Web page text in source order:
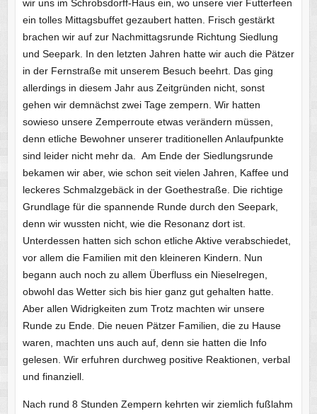
wir uns im Schrobsdorff-Haus ein, wo unsere vier Futterfeen
ein tolles Mittagsbuffet gezaubert hatten. Frisch gestärkt
brachen wir auf zur Nachmittagsrunde Richtung Siedlung
und Seepark. In den letzten Jahren hatte wir auch die Pätzer
in der Fernstraße mit unserem Besuch beehrt. Das ging
allerdings in diesem Jahr aus Zeitgründen nicht, sonst
gehen wir demnächst zwei Tage zempern. Wir hatten
sowieso unsere Zemperroute etwas verändern müssen,
denn etliche Bewohner unserer traditionellen Anlaufpunkte
sind leider nicht mehr da. Am Ende der Siedlungsrunde
bekamen wir aber, wie schon seit vielen Jahren, Kaffee und
leckeres Schmalzgebäck in der Goethestraße. Die richtige
Grundlage für die spannende Runde durch den Seepark,
denn wir wussten nicht, wie die Resonanz dort ist.
Unterdessen hatten sich schon etliche Aktive verabschiedet,
vor allem die Familien mit den kleineren Kindern. Nun
begann auch noch zu allem Überfluss ein Nieselregen,
obwohl das Wetter sich bis hier ganz gut gehalten hatte.
Aber allen Widrigkeiten zum Trotz machten wir unsere
Runde zu Ende. Die neuen Pätzer Familien, die zu Hause
waren, machten uns auch auf, denn sie hatten die Info
gelesen. Wir erfuhren durchweg positive Reaktionen, verbal
und finanziell.
Nach rund 8 Stunden Zempern kehrten wir ziemlich fußlahm